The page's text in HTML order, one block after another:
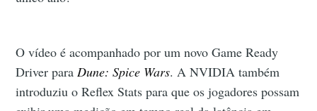
O vídeo é acompanhado por um novo Game Ready
Driver para Dune: Spice Wars. A NVIDIA também
introduziu o Reflex Stats para que os jogadores possam